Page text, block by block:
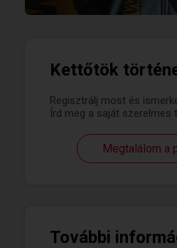
Kettőtök
Regisztrálj most és
Írd meg a saját szerelmes
Megtalálom a
További